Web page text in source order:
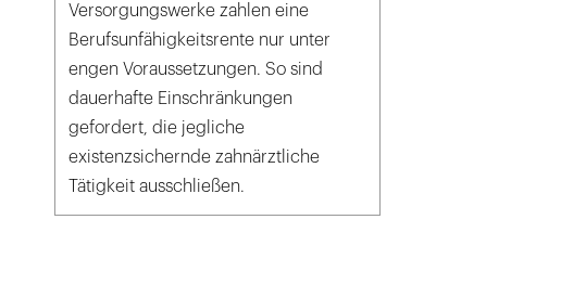
Versorgungswerke zahlen eine
Berufsunfähigkeitsrente nur unter
engen Voraussetzungen. So sind
dauerhafte Einschränkungen
gefordert, die jegliche
existenzsichernde zahnärztliche
Tätigkeit ausschließen.